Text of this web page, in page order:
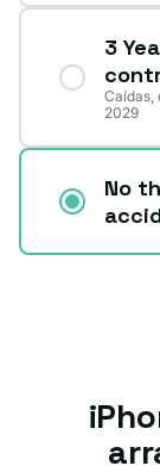
3
Caídas,
2029
No